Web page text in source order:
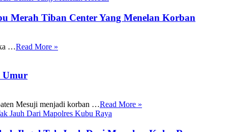
Merah Tiban Center Yang Menelan Korban
…Read More »
Umur
Mesuji menjadi korban …Read More »